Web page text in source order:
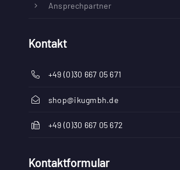
Ansprechpartner
Kontakt
+49 (0)30 667 05 671
shop@ikugmbh.de
+49 (0)30 667 05 672
Kontaktformular